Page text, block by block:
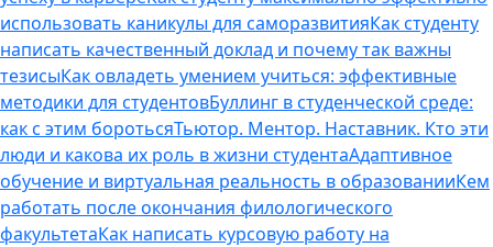
использовать каникулы для саморазвитияКак студенту
написать качественный доклад и почему так важны
тезисыКак овладеть умением учиться: эффективные
методики для студентовБуллинг в студенческой среде:
как с этим боротьсяТьютор. Ментор. Наставник. Кто эти
люди и какова их роль в жизни студентаАдаптивное
обучение и виртуальная реальность в образованииКем
работать после окончания филологического
факультетаКак написать курсовую работу на